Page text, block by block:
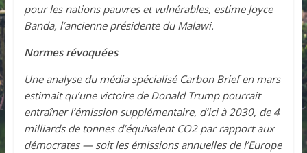
pour les nations pauvres et vulnérables, estime Joyce
Banda, l’ancienne présidente du Malawi.
Normes révoquées
Une analyse du média spécialisé Carbon Brief en mars
estimait qu’une victoire de Donald Trump pourrait
entraîner l’émission supplémentaire, d’ici à 2030, de 4
milliards de tonnes d’équivalent CO2 par rapport aux
démocrates — soit les émissions annuelles de l’Europe